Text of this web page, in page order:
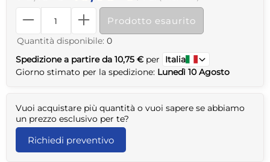
Prodotto esaurito
Quantità disponibile: 0
Spedizione a partire da 10,75 € per
Italia
Giorno stimato per la spedizione: Lunedì 10 Agosto
Vuoi acquistare più quantità o vuoi sapere se abbiamo
un prezzo esclusivo per te?
Richiedi preventivo